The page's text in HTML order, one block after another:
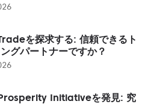
を探求する: 信頼できるト
グパートナーですか？
Initiativeを発見: 究